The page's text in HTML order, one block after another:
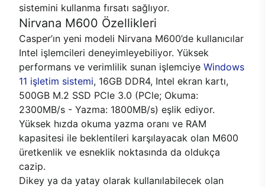
sistemini kullanma fırsatı sağlıyor.
Nirvana M600 Özellikleri
Casper’ın yeni modeli Nirvana M600’de kullanıcılar
Intel işlemcileri deneyimleyebiliyor. Yüksek
performans ve verimlilik sunan işlemciye Windows
11 işletim sistemi, 16GB DDR4, Intel ekran kartı,
500GB M.2 SSD PCle 3.0 (PCle; Okuma:
2300MB/s - Yazma: 1800MB/s) eşlik ediyor.
Yüksek hızda okuma yazma oranı ve RAM
kapasitesi ile beklentileri karşılayacak olan M600
üretkenlik ve esneklik noktasında da oldukça
cazip.
Dikey ya da yatay olarak kullanılabilecek olan